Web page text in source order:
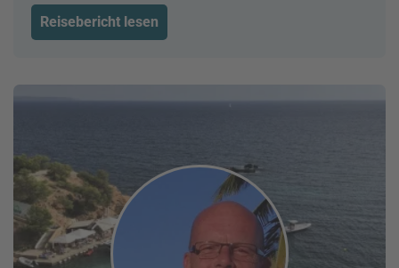
Reisebericht lesen